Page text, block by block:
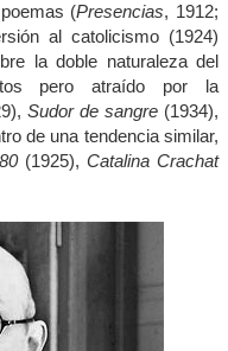
(Presencias, 1912;
al catolicismo (1924)
la doble naturaleza del
pero atraído por la
Sudor de sangre(1934),
de una tendencia similar,
(1925), Catalina Crachat